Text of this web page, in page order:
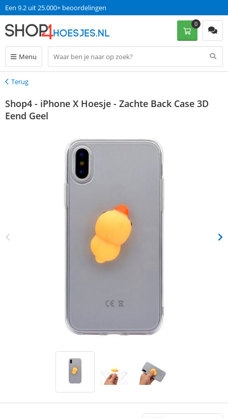
Een 9.2 uit 25.000+ beoordelingen
Menu
0
Terug
Terug
Shop4 - iPhone X Hoesje - Zachte Back Case 3D
Eend Geel